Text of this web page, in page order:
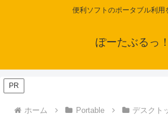
便利ソフトのポータブル利用
ぽーたぶるっ！
PR
ホーム Portable デスクト